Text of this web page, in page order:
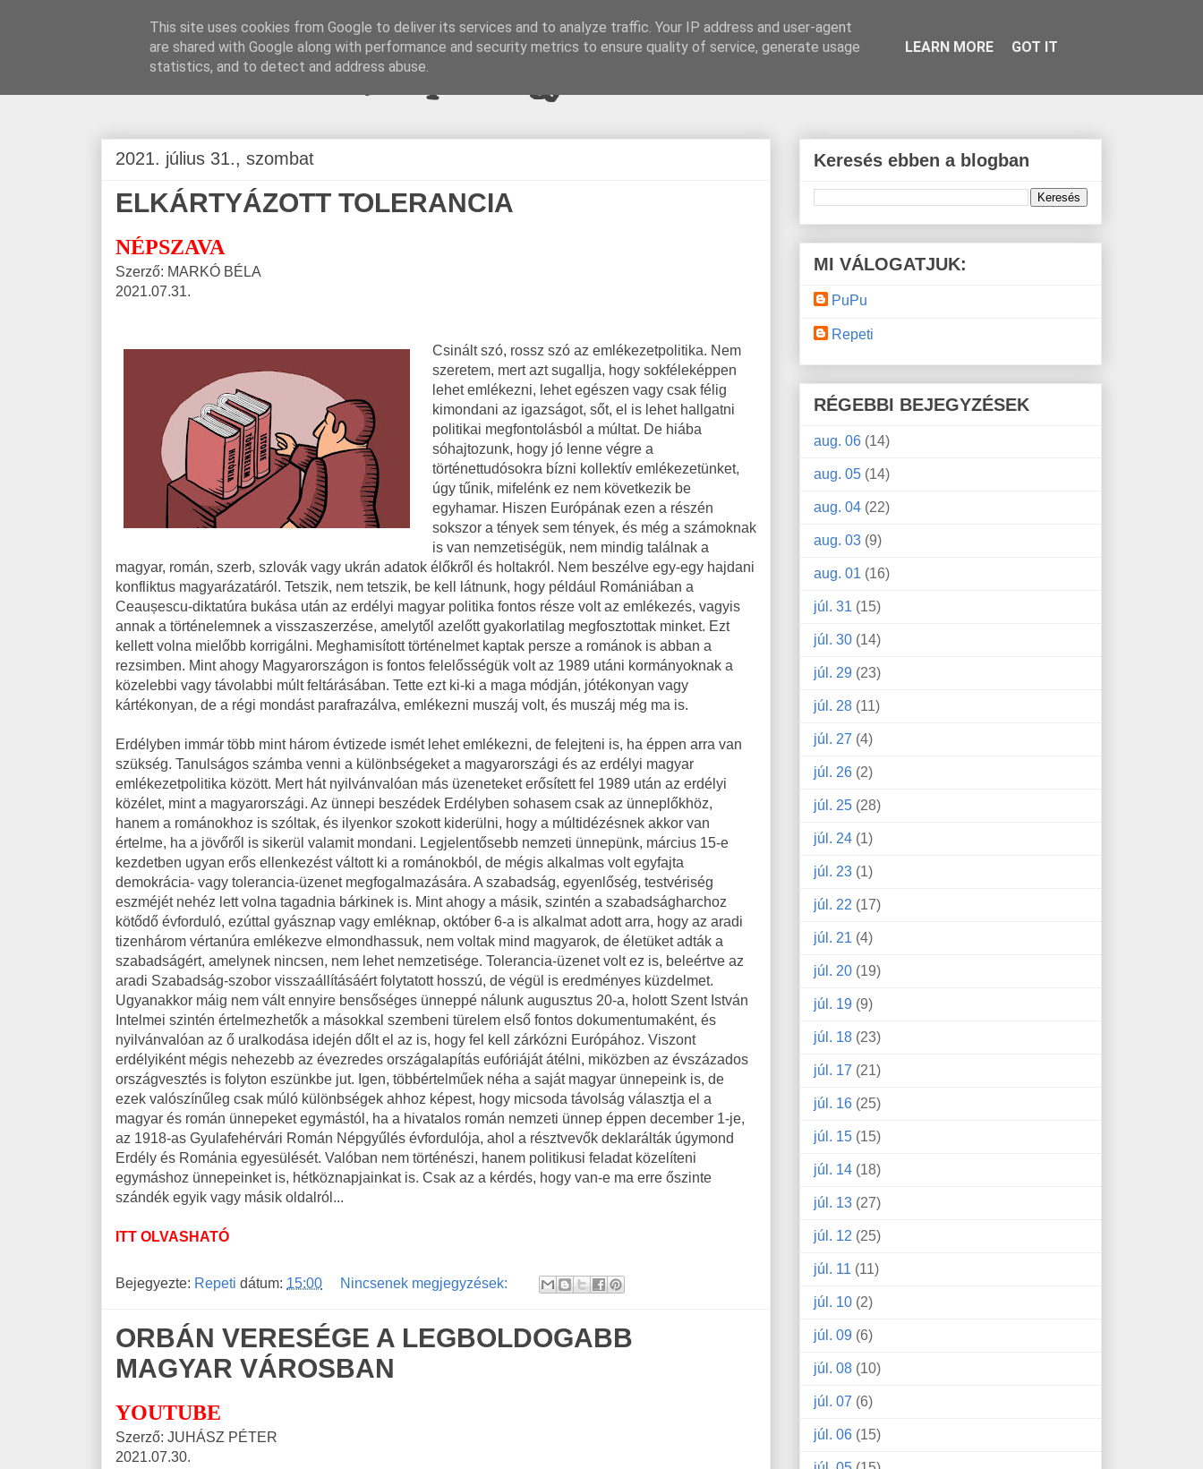
BLOGÁSZAT, napi blogjava
2021. július 31., szombat
ELKÁRTYÁZOTT TOLERANCIA
NÉPSZAVA
Szerző: MARKÓ BÉLA
2021.07.31.
Csinált szó, rossz szó az emlékezetpolitika. Nem
szeretem, mert azt sugallja, hogy sokféleképpen
lehet emlékezni, lehet egészen vagy csak félig
kimondani az igazságot, sőt, el is lehet hallgatni
politikai megfontolásból a múltat. De hiába
sóhajtozunk, hogy jó lenne végre a
történettudósokra bízni kollektív emlékezetünket,
úgy tűnik, mifelénk ez nem következik be
egyhamar. Hiszen Európának ezen a részén
sokszor a tények sem tények, és még a számoknak
is van nemzetiségük, nem mindig találnak a
magyar, román, szerb, szlovák vagy ukrán adatok élőkről és holtakról. Nem beszélve egy-egy hajdani
konfliktus magyarázatáról. Tetszik, nem tetszik, be kell látnunk, hogy például Romániában a
Ceaușescu-diktatúra bukása után az erdélyi magyar politika fontos része volt az emlékezés, vagyis
annak a történelemnek a visszaszerzése, amelytől azelőtt gyakorlatilag megfosztottak minket. Ezt
kellett volna mielőbb korrigálni. Meghamisított történelmet kaptak persze a románok is abban a
rezsimben. Mint ahogy Magyarországon is fontos felelősségük volt az 1989 utáni kormányoknak a
közelebbi vagy távolabbi múlt feltárásában. Tette ezt ki-ki a maga módján, jótékonyan vagy
kártékonyan, de a régi mondást parafrazálva, emlékezni muszáj volt, és muszáj még ma is.
Erdélyben immár több mint három évtizede ismét lehet emlékezni, de felejteni is, ha éppen arra van
szükség. Tanulságos számba venni a különbségeket a magyarországi és az erdélyi magyar
emlékezetpolitika között. Mert hát nyilvánvalóan más üzeneteket erősített fel 1989 után az erdélyi
közélet, mint a magyarországi. Az ünnepi beszédek Erdélyben sohasem csak az ünneplőkhöz,
hanem a románokhoz is szóltak, és ilyenkor szokott kiderülni, hogy a múltidézésnek akkor van
értelme, ha a jövőről is sikerül valamit mondani. Legjelentősebb nemzeti ünnepünk, március 15-e
kezdetben ugyan erős ellenkezést váltott ki a románokból, de mégis alkalmas volt egyfajta
demokrácia- vagy tolerancia-üzenet megfogalmazására. A szabadság, egyenlőség, testvériség
eszméjét nehéz lett volna tagadnia bárkinek is. Mint ahogy a másik, szintén a szabadságharchoz
kötődő évforduló, ezúttal gyásznap vagy emléknap, október 6-a is alkalmat adott arra, hogy az aradi
tizenhárom vértanúra emlékezve elmondhassuk, nem voltak mind magyarok, de életüket adták a
szabadságért, amelynek nincsen, nem lehet nemzetisége. Tolerancia-üzenet volt ez is, beleértve az
aradi Szabadság-szobor visszaállításáért folytatott hosszú, de végül is eredményes küzdelmet.
Ugyanakkor máig nem vált ennyire bensőséges ünneppé nálunk augusztus 20-a, holott Szent István
Intelmei szintén értelmezhetők a másokkal szembeni türelem első fontos dokumentumaként, és
nyilvánvalóan az ő uralkodása idején dőlt el az is, hogy fel kell zárkózni Európához. Viszont
erdélyiként mégis nehezebb az évezredes országalapítás eufóriáját átélni, miközben az évszázados
országvesztés is folyton eszünkbe jut. Igen, többértelműek néha a saját magyar ünnepeink is, de
ezek valószínűleg csak múló különbségek ahhoz képest, hogy micsoda távolság választja el a
magyar és román ünnepeket egymástól, ha a hivatalos román nemzeti ünnep éppen december 1-je,
az 1918-as Gyulafehérvári Román Népgyűlés évfordulója, ahol a résztvevők deklarálták úgymond
Erdély és Románia egyesülését. Valóban nem történészi, hanem politikusi feladat közelíteni
egymáshoz ünnepeinket is, hétköznapjainkat is. Csak az a kérdés, hogy van-e ma erre őszinte
szándék egyik vagy másik oldalról...
ITT OLVASHATÓ
Bejegyezte: Repeti dátum: 15:00 Nincsenek megjegyzések:
ORBÁN VERESÉGE A LEGBOLDOGABB
MAGYAR VÁROSBAN
YOUTUBE
Szerző: JUHÁSZ PÉTER
2021.07.30.
Keresés ebben a blogban
MI VÁLOGATJUK:
PuPu
Repeti
RÉGEBBI BEJEGYZÉSEK
aug. 06 (14)
aug. 05 (14)
aug. 04 (22)
aug. 03 (9)
aug. 01 (16)
júl. 31 (15)
júl. 30 (14)
júl. 29 (23)
júl. 28 (11)
júl. 27 (4)
júl. 26 (2)
júl. 25 (28)
júl. 24 (1)
júl. 23 (1)
júl. 22 (17)
júl. 21 (4)
júl. 20 (19)
júl. 19 (9)
júl. 18 (23)
júl. 17 (21)
júl. 16 (25)
júl. 15 (15)
júl. 14 (18)
júl. 13 (27)
júl. 12 (25)
júl. 11 (11)
júl. 10 (2)
júl. 09 (6)
júl. 08 (10)
júl. 07 (6)
júl. 06 (15)
This site uses cookies from Google to deliver its services and to analyze traffic. Your IP address and user-agent
are shared with Google along with performance and security metrics to ensure quality of service, generate usage
statistics, and to detect and address abuse.
LEARN MORE GOT IT